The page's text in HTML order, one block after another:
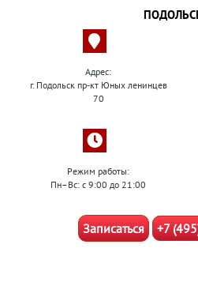
Адрес:
г. Подольск пр-кт Юных ленинцев
70
Режим работы:
Пн–Вс: с 9:00 до 21:00
Записаться +7